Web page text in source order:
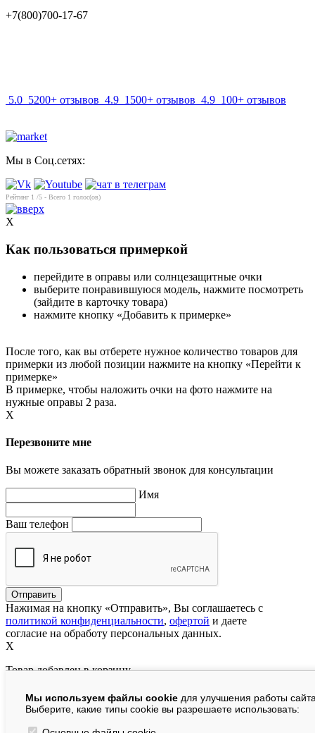
+7(800)700-17-67
5.0 5200+ отзывов 4.9 1500+ отзывов 4.9 100+ отзывов
Мы в Соц.сетях:
Рейтинг 1 /5 - Всего 1 голос(ов)
Мы используем файлы cookie для улучшения работы
Выберите, какие типы cookie вы разрешаете использовать:
X
Как пользоваться примеркой
перейдите в оправы или солнцезащитные очки
выберите понравившуюся модель, нажмите посмотреть
(зайдите в карточку товара)
нажмите кнопку «Добавить к примерке»
После того, как вы отберете нужное количество товаров для
примерки из любой позиции нажмите на кнопку «Перейти к
примерке»
В примерке, чтобы наложить очки на фото нажмите на
нужные оправы 2 раза.
X
Перезвоните мне
Вы можете заказать обратный звонок для консультации
Имя
Ваш телефон
Нажимая на кнопку «Отправить», Вы соглашаетесь с
политикой конфиденциальности, офертой и даете
согласие на обработу персональных данных.
X
Товар добавлен в корзину